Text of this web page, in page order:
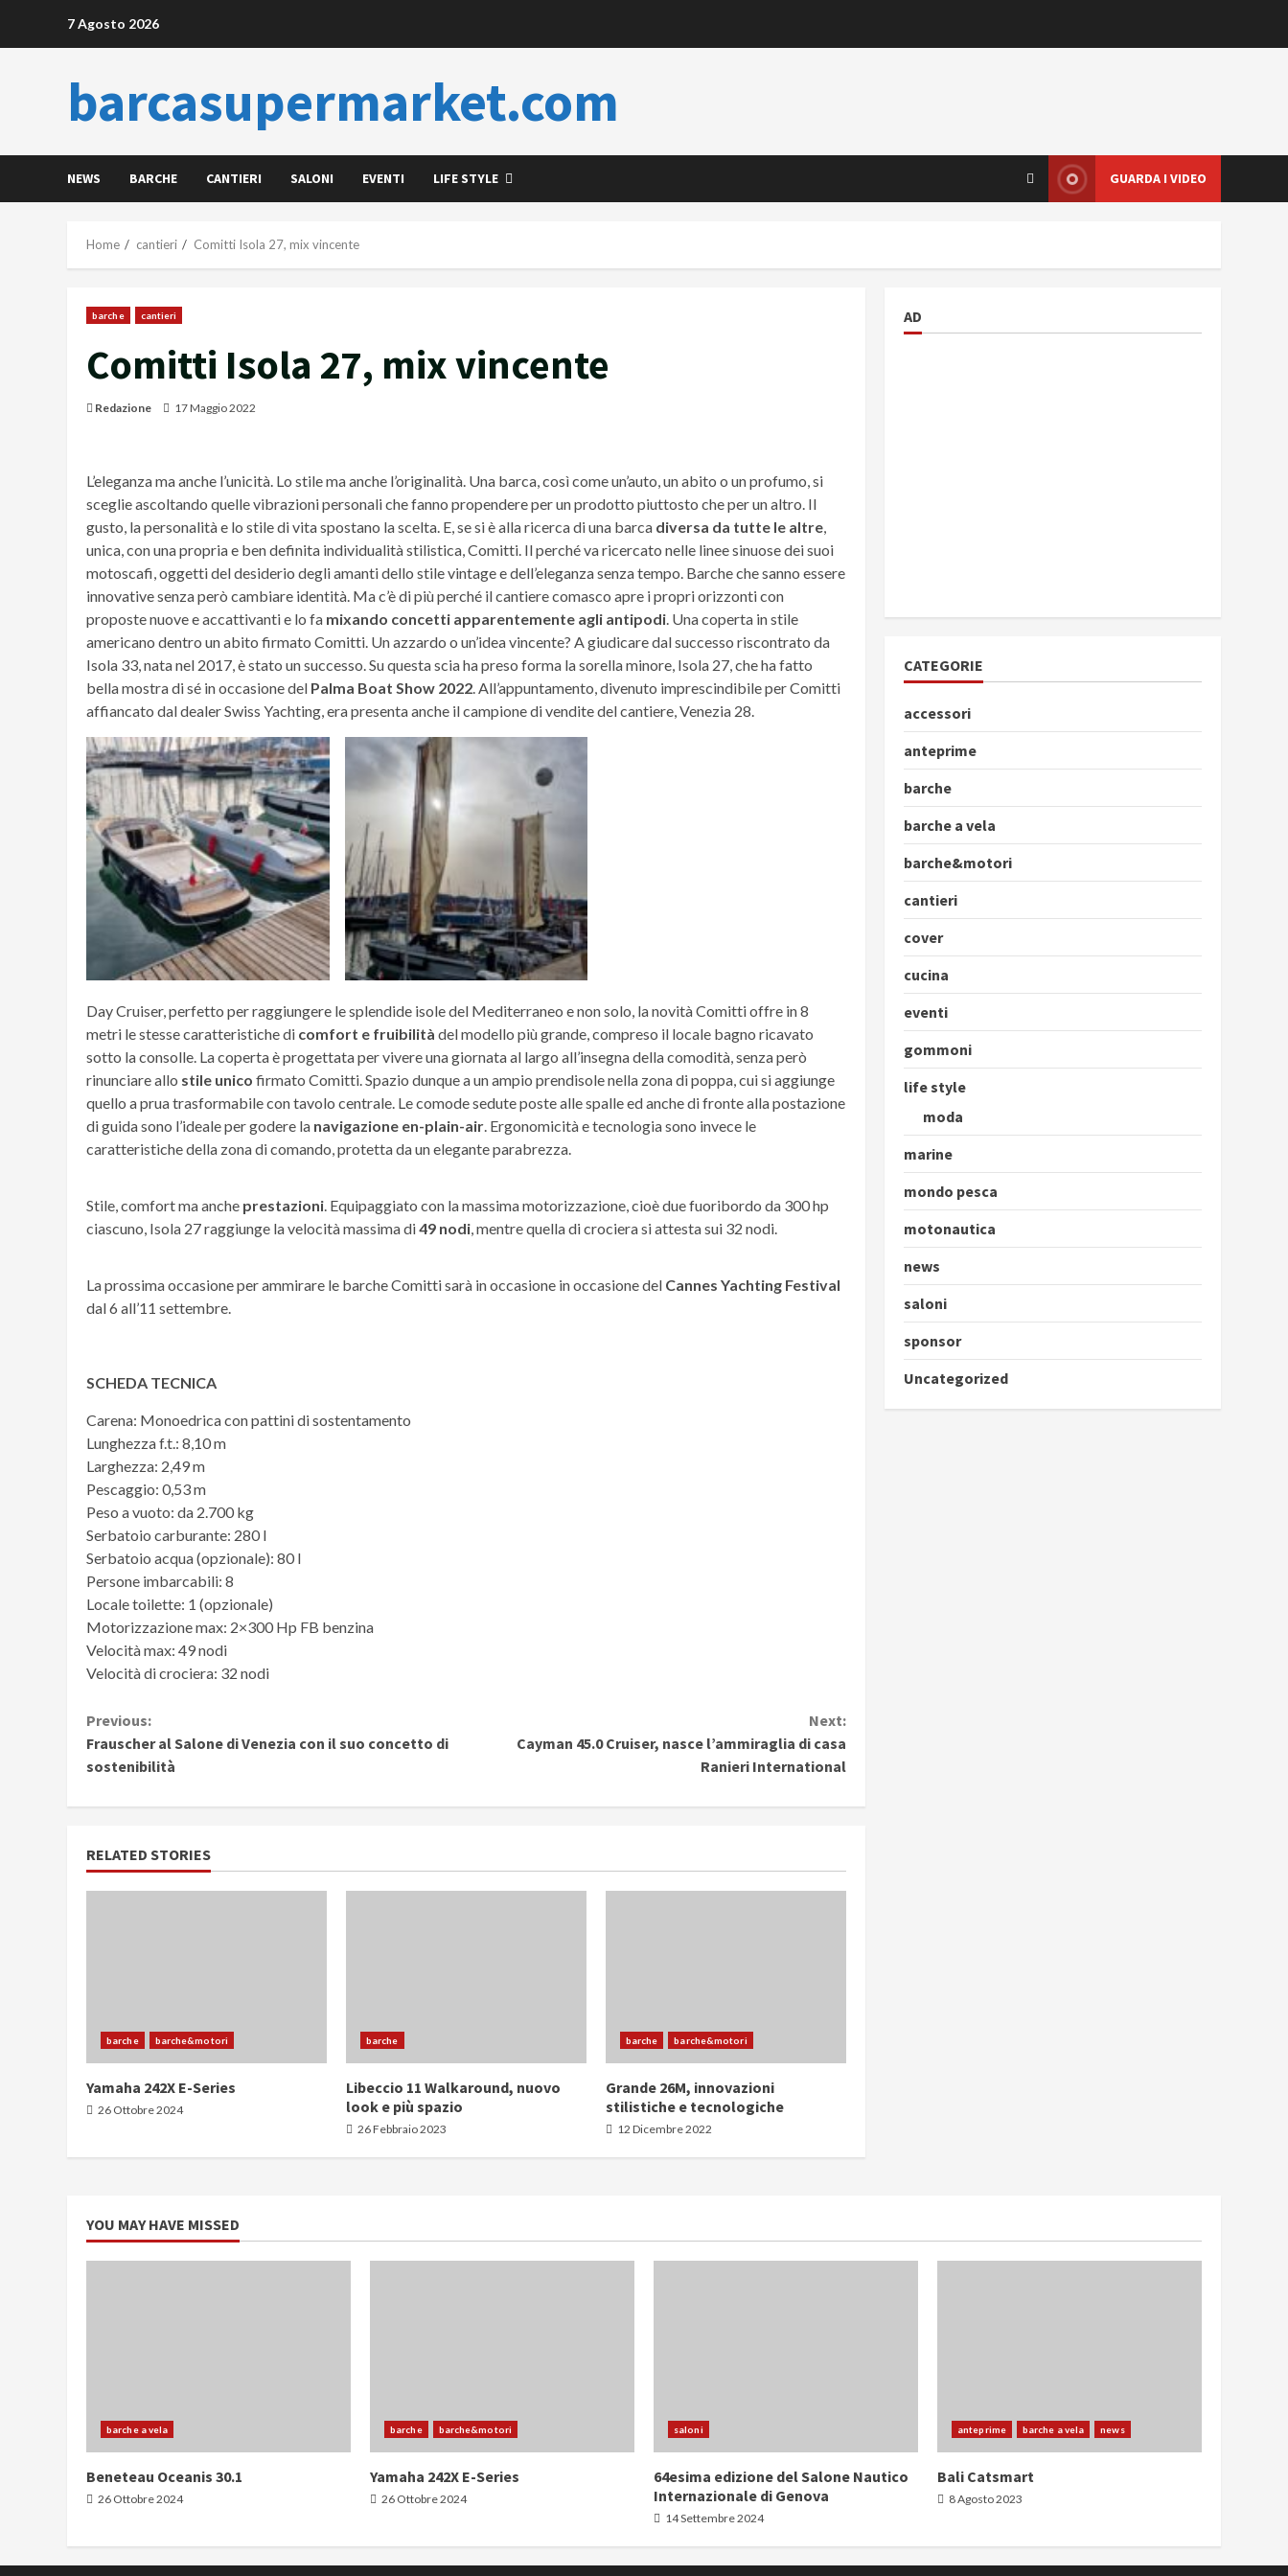
7 Agosto 2026
barcasupermarket.com
NEWS BARCHE CANTIERI SALONI EVENTI LIFE STYLE GUARDA I VIDEO
Home cantieri Comitti Isola 27, mix vincente
barche cantieri
Comitti Isola 27, mix vincente
Redazione 17 Maggio 2022
L’eleganza ma anche l’unicità. Lo stile ma anche l’originalità. Una barca, così come un’auto, un abito o un profumo, si
sceglie ascoltando quelle vibrazioni personali che fanno propendere per un prodotto piuttosto che per un altro. Il
gusto, la personalità e lo stile di vita spostano la scelta. E, se si è alla ricerca di una barca diversa da tutte le altre,
unica, con una propria e ben definita individualità stilistica, Comitti. Il perché va ricercato nelle linee sinuose dei suoi
motoscafi, oggetti del desiderio degli amanti dello stile vintage e dell’eleganza senza tempo. Barche che sanno essere
innovative senza però cambiare identità. Ma c’è di più perché il cantiere comasco apre i propri orizzonti con
proposte nuove e accattivanti e lo fa mixando concetti apparentemente agli antipodi. Una coperta in stile
americano dentro un abito firmato Comitti. Un azzardo o un’idea vincente? A giudicare dal successo riscontrato da
Isola 33, nata nel 2017, è stato un successo. Su questa scia ha preso forma la sorella minore, Isola 27, che ha fatto
bella mostra di sé in occasione del Palma Boat Show 2022. All’appuntamento, divenuto imprescindibile per Comitti
affiancato dal dealer Swiss Yachting, era presenta anche il campione di vendite del cantiere, Venezia 28.
Day Cruiser, perfetto per raggiungere le splendide isole del Mediterraneo e non solo, la novità Comitti offre in 8
metri le stesse caratteristiche di comfort e fruibilità del modello più grande, compreso il locale bagno ricavato
sotto la consolle. La coperta è progettata per vivere una giornata al largo all’insegna della comodità, senza però
rinunciare allo stile unico firmato Comitti. Spazio dunque a un ampio prendisole nella zona di poppa, cui si aggiunge
quello a prua trasformabile con tavolo centrale. Le comode sedute poste alle spalle ed anche di fronte alla postazione
di guida sono l’ideale per godere la navigazione en-plain-air . Ergonomicità e tecnologia sono invece le
caratteristiche della zona di comando, protetta da un elegante parabrezza.
Stile, comfort ma anche prestazioni . Equipaggiato con la massima motorizzazione, cioè due fuoribordo da 300 hp
ciascuno, Isola 27 raggiunge la velocità massima di49 nodi , mentre quella di crociera si attesta sui 32 nodi.
La prossima occasione per ammirare le barche Comitti sarà in occasione in occasione del Cannes Yachting Festival
dal 6 all’11 settembre.
SCHEDA TECNICA
Carena: Monoedrica con pattini di sostentamento
Lunghezza f.t.: 8,10 m
Larghezza: 2,49 m
Pescaggio: 0,53 m
Peso a vuoto: da 2.700 kg
Serbatoio carburante: 280 l
Serbatoio acqua (opzionale): 80 l
Persone imbarcabili: 8
Locale toilette: 1 (opzionale)
Motorizzazione max: 2×300 Hp FB benzina
Velocità max: 49 nodi
Velocità di crociera: 32 nodi
Continue
Reading
Previous:
Frauscher al Salone di Venezia con il suo concetto di
sostenibilità
Next:
Cayman 45.0 Cruiser, nasce l’ammiraglia di casa
Ranieri International
RELATED STORIES
barche barche&motori
Yamaha 242X E-Series
26 Ottobre 2024
barche
Libeccio 11 Walkaround, nuovo
look e più spazio
26 Febbraio 2023
barche barche&motori
Grande 26M, innovazioni
stilistiche e tecnologiche
12 Dicembre 2022
AD
CATEGORIE
accessori
anteprime
barche
barche a vela
barche&motori
cantieri
cover
cucina
eventi
gommoni
life style
moda
marine
mondo pesca
motonautica
news
saloni
sponsor
Uncategorized
YOU MAY HAVE MISSED
barche a vela
Beneteau Oceanis 30.1
26 Ottobre 2024
barche barche&motori
Yamaha 242X E-Series
26 Ottobre 2024
saloni
64esima edizione del Salone Nautico
Internazionale di Genova
14 Settembre 2024
anteprime barche a vela news
Bali Catsmart
8 Agosto 2023